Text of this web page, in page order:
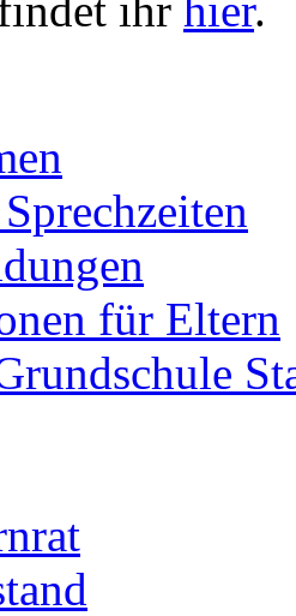
für Eltern